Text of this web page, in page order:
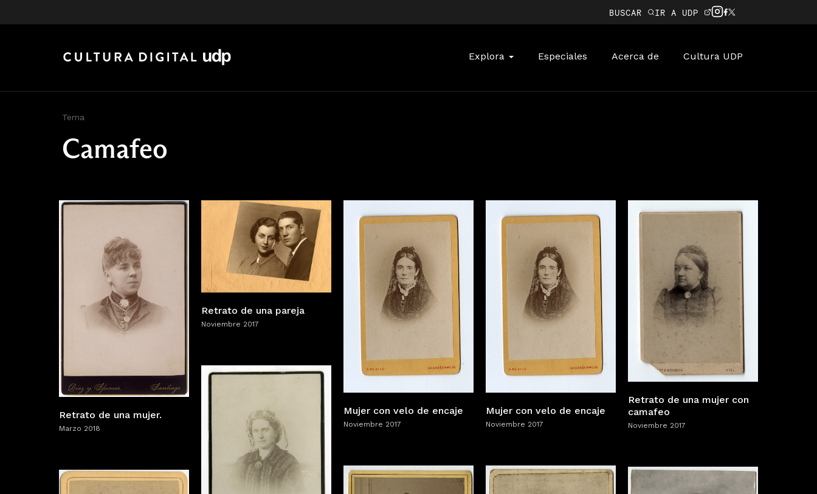
BUSCAR IR A UDP
Explora Especiales Acerca de Cultura UDP
Tema
Camafeo
Retrato de una mujer.
Marzo 2018
Retrato de una pareja
Noviembre 2017
Mujer con velo de encaje
Noviembre 2017
Mujer con velo de encaje
Noviembre 2017
Retrato de una mujer con
camafeo
Noviembre 2017